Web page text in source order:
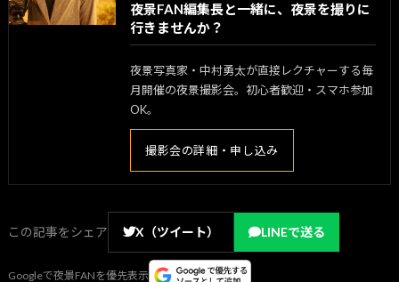
夜景FAN編集長と一緒に、夜景を撮りに
行きませんか？
夜景写真家・中村勇太が直接レクチャーする毎
月開催の夜景撮影会。初心者歓迎・スマホ参加
OK。
撮影会の詳細・申し込み
この記事をシェア X（ツイート） LINEで送る
Googleで夜景FANを優先表示